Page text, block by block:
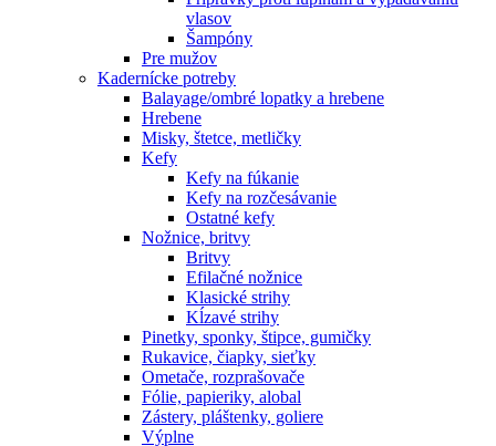
vlasov
Šampóny
Pre mužov
Kadernícke potreby
Balayage/ombré lopatky a hrebene
Hrebene
Misky, štetce, metličky
Kefy
Kefy na fúkanie
Kefy na rozčesávanie
Ostatné kefy
Nožnice, britvy
Britvy
Efilačné nožnice
Klasické strihy
Kĺzavé strihy
Pinetky, sponky, štipce, gumičky
Rukavice, čiapky, sieťky
Ometače, rozprašovače
Fólie, papieriky, alobal
Zástery, pláštenky, goliere
Výplne